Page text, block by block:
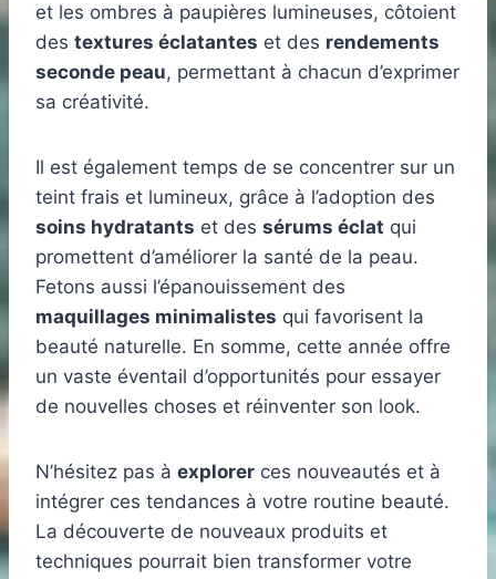
et les ombres à paupières lumineuses, côtoient
des textures éclatantes et des rendements
seconde peau, permettant à chacun d’exprimer
sa créativité.
Il est également temps de se concentrer sur un
teint frais et lumineux, grâce à l’adoption des
soins hydratants et des sérums éclat qui
promettent d’améliorer la santé de la peau.
Fetons aussi l’épanouissement des
maquillages minimalistes qui favorisent la
beauté naturelle. En somme, cette année offre
un vaste éventail d’opportunités pour essayer
de nouvelles choses et réinventer son look.
N’hésitez pas à explorer ces nouveautés et à
intégrer ces tendances à votre routine beauté.
La découverte de nouveaux produits et
techniques pourrait bien transformer votre